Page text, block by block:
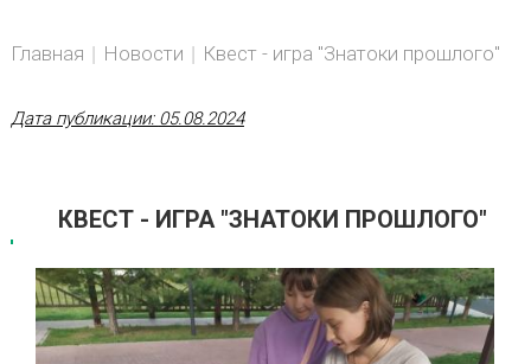
BREADCRUMBS
You
are
Главная Новости Квест - игра "Знатоки прошлого"
Дата публикации: 05.08.2024
КВЕСТ - ИГРА "ЗНАТОКИ ПРОШЛОГО"